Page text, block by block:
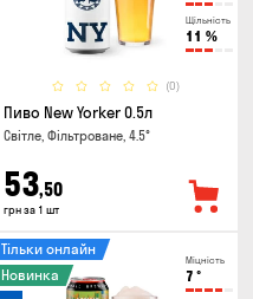
Щільність
11 %
(0)
Пиво New Yorker 0.5л
Світле, Фільтроване, 4.5°
53,50
грн за 1 шт
Міцність
7 °
Тільки онлайн
Новинка